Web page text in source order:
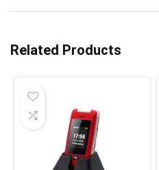
Related Products